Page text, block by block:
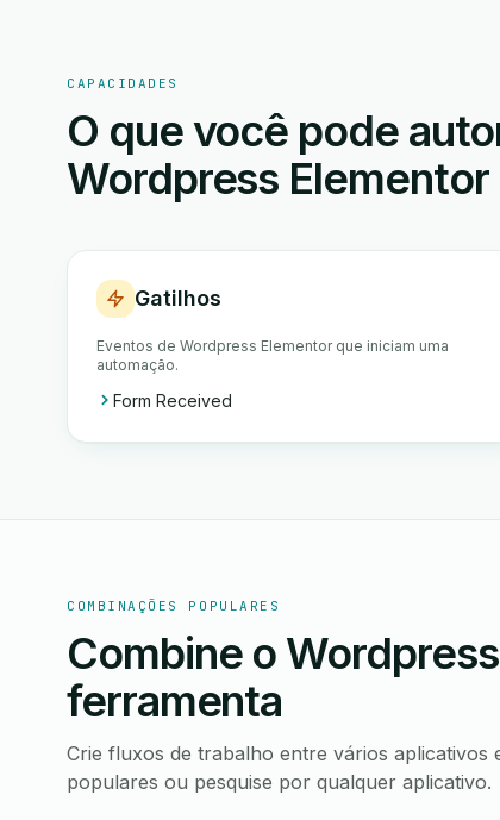
CAPACIDADES
O que você pode
Wordpress Elementor
Gatilhos
Eventos de Wordpress Elementor que iniciam uma
automação.
Form Received
COMBINAÇÕES POPULARES
Combine o
ferramenta
Crie fluxos de trabalho entre vários aplicativos
populares ou pesquise por qualquer aplicativo.